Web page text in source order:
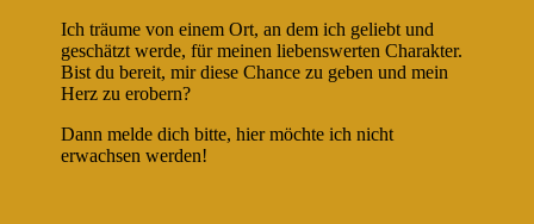
Ich träume von einem Ort, an dem ich geliebt und
geschätzt werde, für meinen liebenswerten Charakter.
Bist du bereit, mir diese Chance zu geben und mein
Herz zu erobern?
Dann melde dich bitte, hier möchte ich nicht
erwachsen werden!